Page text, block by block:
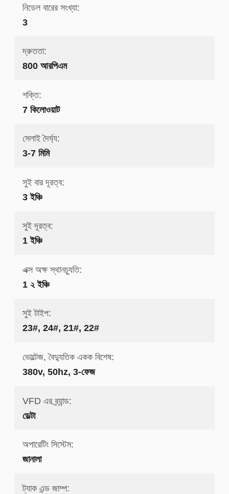
নিডেল বারের সংখ্যা:
3
দ্রুততা:
800 আরপিএম
শক্তি:
7 কিলোওয়াট
সেলাই দৈর্ঘ্য:
3-7 মিমি
সুই বার দূরত্ব:
3 ইঞ্চি
সুই দূরত্ব:
1 ইঞ্চি
এক্স অক্ষ স্থানচ্যুতি:
1 ২ ইঞ্চি
সুই টাইপ:
23#, 24#, 21#, 22#
ভোল্টেজ, বৈদ্যুতিক একক বিশেষ:
380v, 50hz, 3-ফেজ
VFD এর ব্র্যান্ড:
ডেল্টা
অপারেটিং সিস্টেম:
জানালা
ট্যাক এন্ড জাম্প: